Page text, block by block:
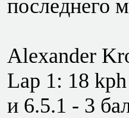
последнего
Alexander
Lap 1: 18
и 6.5.1 - 3